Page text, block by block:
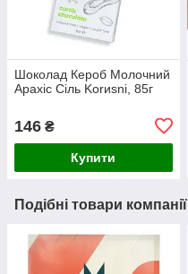
Шоколад Кероб Молочний
Арахіс Сіль Korиsni, 85г
146 ₴
Купити
Подібні товари компанії